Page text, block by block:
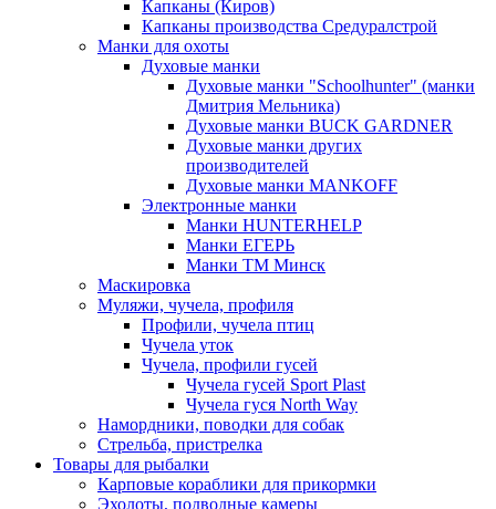
Капканы (Киров)
Капканы производства Средуралстрой
Манки для охоты
Духовые манки
Духовые манки "Schoolhunter" (манки
Дмитрия Мельника)
Духовые манки BUCK GARDNER
Духовые манки других
производителей
Духовые манки MANKOFF
Электронные манки
Манки HUNTERHELP
Манки ЕГЕРЬ
Манки ТМ Минск
Маскировка
Муляжи, чучела, профиля
Профили, чучела птиц
Чучела уток
Чучела, профили гусей
Чучела гусей Sport Plast
Чучела гуся North Way
Намордники, поводки для собак
Стрельба, пристрелка
Товары для рыбалки
Карповые кораблики для прикормки
Эхолоты, подводные камеры